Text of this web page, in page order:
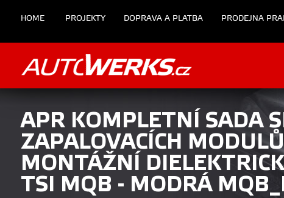
HOME PROJEKTY DOPRAVA A PLATBA PRODEJNA
APR KOMPLETNÍ SADA
ZAPALOVACÍCH
MONTÁŽNÍ
TSI MQB - MODRÁ